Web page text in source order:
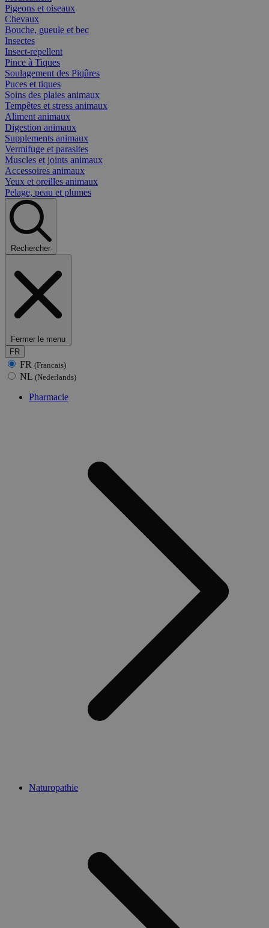
Pigeons et oiseaux
Chevaux
Bouche, gueule et bec
Insectes
Insect-repellent
Pince à Tiques
Soulagement des Piqûres
Puces et tiques
Soins des plaies animaux
Tempêtes et stress animaux
Aliment animaux
Digestion animaux
Supplements animaux
Vermifuge et parasites
Muscles et joints animaux
Accessoires animaux
Yeux et oreilles animaux
Pelage, peau et plumes
Rechercher
Fermer le menu
FR
FR (Francais)
NL (Nederlands)
Pharmacie
Naturopathie